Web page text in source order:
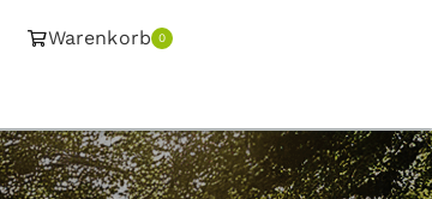
Warenkorb 0